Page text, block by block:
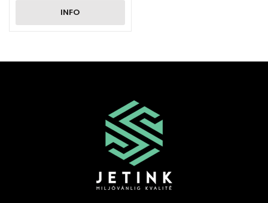
INFO